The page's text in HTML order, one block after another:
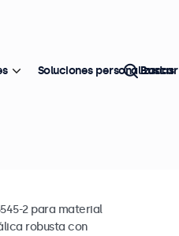
2 para material
robusta con
Soluciones personalizadas
Buscar